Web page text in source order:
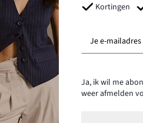
Kortingen
Je e-mailadres
Ja, ik wil me
weer afmelden